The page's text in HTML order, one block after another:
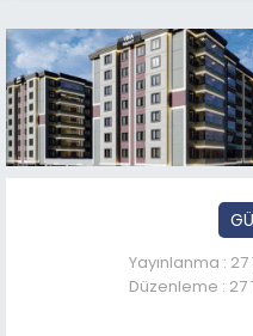
Yayınlanma :
Düzenleme :